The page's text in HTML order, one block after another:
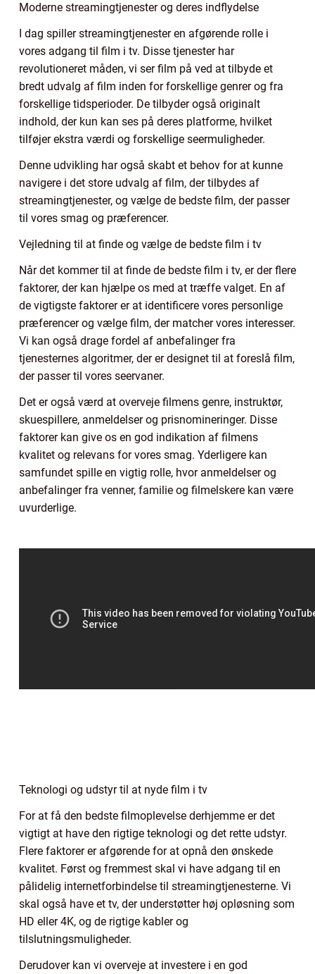
Moderne streamingtjenester og deres indflydelse
I dag spiller streamingtjenester en afgørende rolle i
vores adgang til film i tv. Disse tjenester har
revolutioneret måden, vi ser film på ved at tilbyde et
bredt udvalg af film inden for forskellige genrer og fra
forskellige tidsperioder. De tilbyder også originalt
indhold, der kun kan ses på deres platforme, hvilket
tilføjer ekstra værdi og forskellige seermuligheder.
Denne udvikling har også skabt et behov for at kunne
navigere i det store udvalg af film, der tilbydes af
streamingtjenester, og vælge de bedste film, der passer
til vores smag og præferencer.
Vejledning til at finde og vælge de bedste film i tv
Når det kommer til at finde de bedste film i tv, er der flere
faktorer, der kan hjælpe os med at træffe valget. En af
de vigtigste faktorer er at identificere vores personlige
præferencer og vælge film, der matcher vores interesser.
Vi kan også drage fordel af anbefalinger fra
tjenesternes algoritmer, der er designet til at foreslå film,
der passer til vores seervaner.
Det er også værd at overveje filmens genre, instruktør,
skuespillere, anmeldelser og prisnomineringer. Disse
faktorer kan give os en god indikation af filmens
kvalitet og relevans for vores smag. Yderligere kan
samfundet spille en vigtig rolle, hvor anmeldelser og
anbefalinger fra venner, familie og filmelskere kan være
uvurderlige.
Teknologi og udstyr til at nyde film i tv
For at få den bedste filmoplevelse derhjemme er det
vigtigt at have den rigtige teknologi og det rette udstyr.
Flere faktorer er afgørende for at opnå den ønskede
kvalitet. Først og fremmest skal vi have adgang til en
pålidelig internetforbindelse til streamingtjenesterne. Vi
skal også have et tv, der understøtter høj opløsning som
HD eller 4K, og de rigtige kabler og
tilslutningsmuligheder.
Derudover kan vi overveje at investere i en god